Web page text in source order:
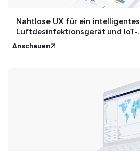
Nahtlose UХ für ein intelligentes
Luftdesinfektionsgerät und IoT-
Fernsteuerungsanwendung
anschauen